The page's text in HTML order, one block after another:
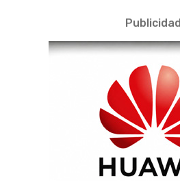
Publicidad